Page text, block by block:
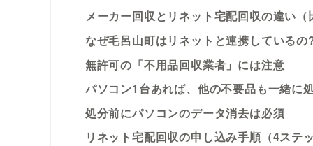
メーカー回収とリネット宅配回収の違い（
なぜ毛呂山町はリネットと連携しているの
無許可の「不用品回収業者」には注意
パソコン1台あれば、他の不要品も一緒に
処分前にパソコンのデータ消去は必須
リネット宅配回収の申し込み手順（4ステッ